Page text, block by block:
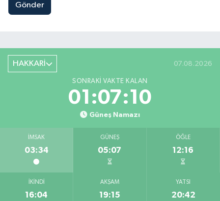
Gönder
HAKKARİ 07.08.2026
SONRAKI VAKTE KALAN
01:07:10
Güneş Namazı
İMSAK
03:34
GÜNEŞ
05:07
ÖĞLE
12:16
İKINDI
16:04
AKŞAM
19:15
YATSI
20:42